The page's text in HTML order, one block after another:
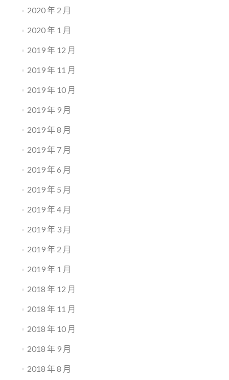
2020 年 2 月
2020 年 1 月
2019 年 12 月
2019 年 11 月
2019 年 10 月
2019 年 9 月
2019 年 8 月
2019 年 7 月
2019 年 6 月
2019 年 5 月
2019 年 4 月
2019 年 3 月
2019 年 2 月
2019 年 1 月
2018 年 12 月
2018 年 11 月
2018 年 10 月
2018 年 9 月
2018 年 8 月